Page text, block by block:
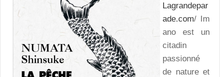
Lagrandepar
ade.com/ Im
ano est un
citadin
passionné
de nature et